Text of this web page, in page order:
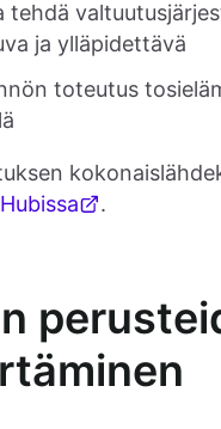
tehdä
ja ylläpidettävä
toteutus
.